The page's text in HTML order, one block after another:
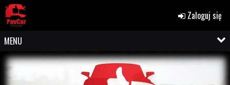
Zaloguj się
MENU